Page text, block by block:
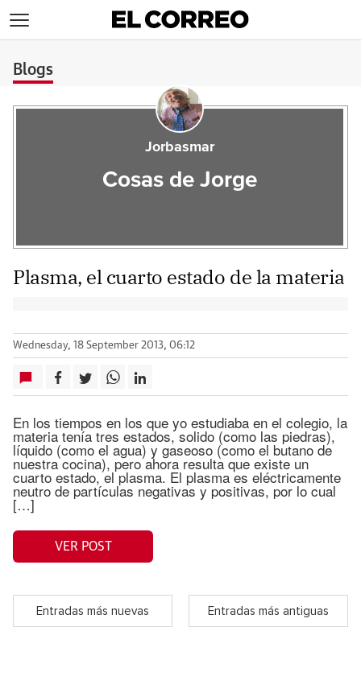
Blogs
Jorbasmar
Cosas de Jorge
Plasma, el cuarto estado de la materia
Wednesday, 18 September 2013, 06:12
En los tiempos en los que yo estudiaba en el colegio, la
materia tenía tres estados, solido (como las piedras),
líquido (como el agua) y gaseoso (como el butano de
nuestra cocina), pero ahora resulta que existe un
cuarto estado, el plasma. El plasma es eléctricamente
neutro de partículas negativas y positivas, por lo cual
[…]
VER POST
Entradas más nuevas Entradas más antiguas